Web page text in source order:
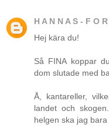
H A N N A S - F O
Hej kära du!
Så FINA koppar
dom slutade med
Å, kantareller,
landet och
helgen ska jag